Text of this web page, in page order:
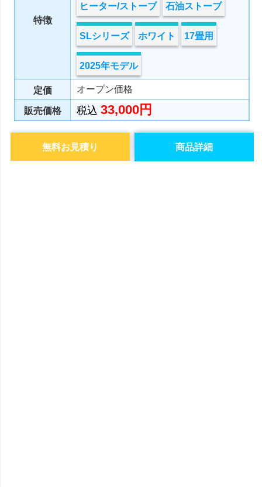
特徴
ヒーター/ストーブ 石油ストーブ
SLシリーズ ホワイト 17畳用
2025年モデル
定価 オープン価格
販売価格 税込33,000円
商品詳細
無料お見積り